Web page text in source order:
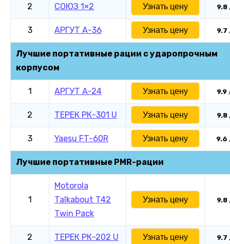
2 СОЮЗ 1×2 Узнать цену 9.8
3 АРГУТ А-36 Узнать цену 9.7
Лучшие портативные рации с ударопрочным
корпусом
1 АРГУТ А-24 Узнать цену 9.9
2 ТЕРЕК РК-301 U Узнать цену 9.8
3 Yaesu FT-60R Узнать цену 9.6
Лучшие портативные PMR-рации
1
Motorola
Talkabout T42
Twin Pack
Узнать цену 9.8
2 ТЕРЕК РК-202 U Узнать цену 9.7